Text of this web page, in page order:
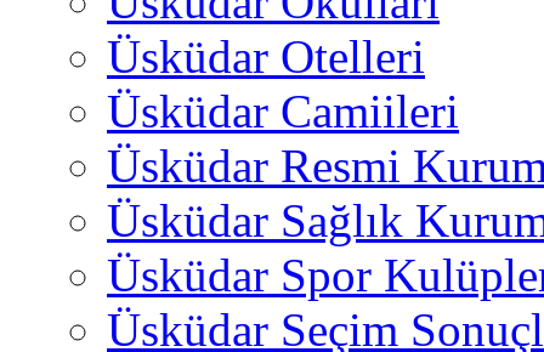
Üsküdar Otelleri
Üsküdar Camiileri
Üsküdar Resmi
Üsküdar Sağlık
Üsküdar Spor
Üsküdar Seçim